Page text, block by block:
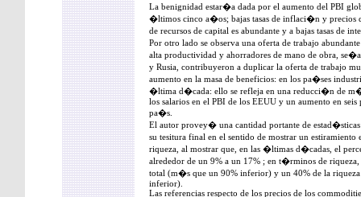
La benignidad estar�a dada por el aumento del PBI
�ltimos cinco a�os; bajas tasas de inflaci�n y precios
de recursos de capital es abundante y a bajas tasas de
Por otro lado se observa una oferta de trabajo
alta productividad y ahorradores de mano de obra,
y Rusia, contribuyeron a duplicar la oferta de trabajo
aumento en la masa de beneficios: en los pa�ses
�ltima d�cada: ello se refleja en una reducci�n de
los salarios en el PBI de los EEUU y un aumento en
pa�s.
El autor provey� una cantidad portante de
su tesitura final en el sentido de mostrar un
riqueza, al mostrar que, en las �ltimas d�cadas, el
alrededor de un 9% a un 17% ; en t�rminos de
total (m�s que un 90% inferior) y un 40% de la
inferior).
Las referencias respecto de los precios de los